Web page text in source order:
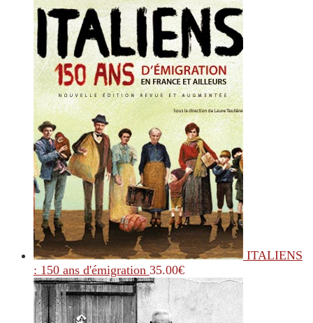
ITALIENS
: 150 ans d'émigration 35.00€